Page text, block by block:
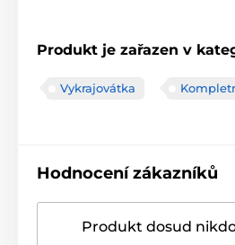
Produkt je zařazen v
Vykrajovátka
Hodnocení zákazníků
Produkt dosud